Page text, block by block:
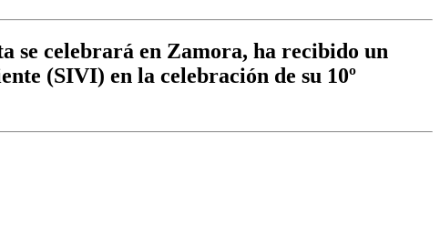
se celebrará en Zamora, ha recibido un
(SIVI) en la celebración de su 10º